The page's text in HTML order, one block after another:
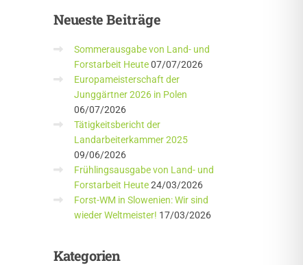
NeuesteBeiträge
Sommerausgabe von Land- und
Forstarbeit Heute 07/07/2026
Europameisterschaft der
Junggärtner 2026 in Polen
06/07/2026
Tätigkeitsbericht der
Landarbeiterkammer 2025
09/06/2026
Frühlingsausgabe von Land- und
Forstarbeit Heute 24/03/2026
Forst-WM in Slowenien: Wir sind
wieder Weltmeister! 17/03/2026
Kategorien